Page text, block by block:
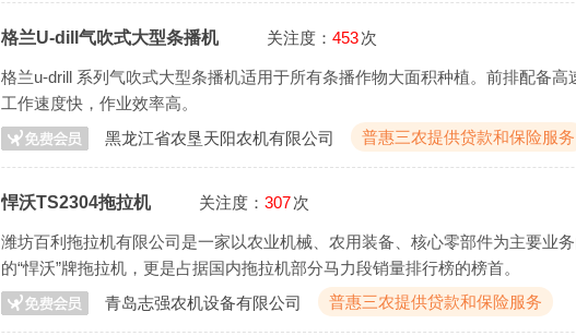
格兰U-dill气吹式大型条播机 关注度： 453次
格兰u-drill 系列气吹式大型条播机适用于所有条播作物大面积种植。前排配备高
工作速度快，作业效率高。
黑龙江省农垦天阳农机有限公司 普惠三农提供贷款和保险服务
悍沃TS2304拖拉机 关注度： 307次
潍坊百利拖拉机有限公司是一家以农业机械、农用装备、核心零部件为主要业
的“悍沃”牌拖拉机，更是占据国内拖拉机部分马力段销量排行榜的榜首。
青岛志强农机设备有限公司 普惠三农提供贷款和保险服务